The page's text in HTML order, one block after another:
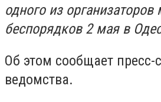
одного из
беспорядков 2 мая в
Об этом сообщает пресс-
ведомства.